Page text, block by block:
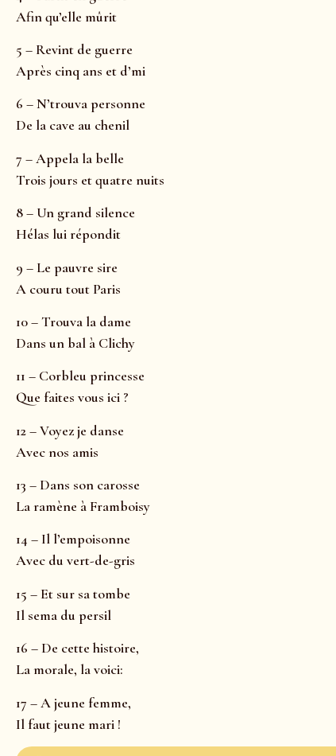
Afin qu’elle mûrit
5 – Revint de guerre
Après cinq ans et d’mi
6 – N’trouva personne
De la cave au chenil
7 – Appela la belle
Trois jours et quatre nuits
8 – Un grand silence
Hélas lui répondit
9 – Le pauvre sire
A couru tout Paris
10 – Trouva la dame
Dans un bal à Clichy
11 – Corbleu princesse
Que faites vous ici ?
12 – Voyez je danse
Avec nos amis
13 – Dans son carosse
La ramène à Framboisy
14 – Il l’empoisonne
Avec du vert-de-gris
15 – Et sur sa tombe
Il sema du persil
16 – De cette histoire,
La morale, la voici:
17 – A jeune femme,
Il faut jeune mari !